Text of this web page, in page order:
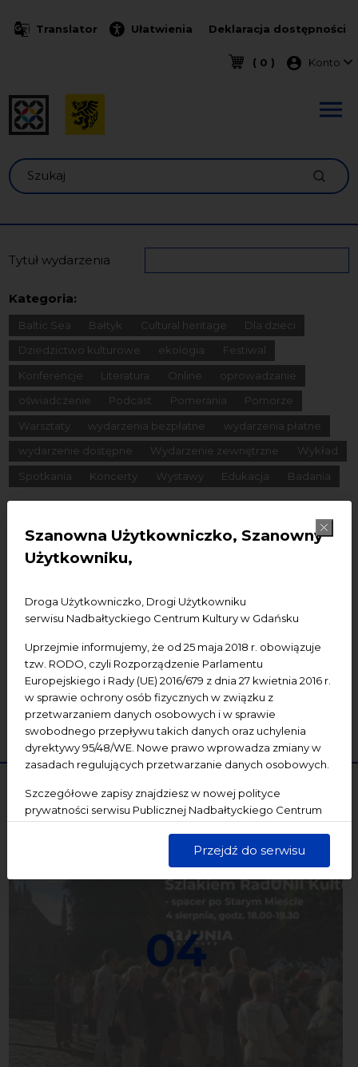
Szanowna Użytkowniczko, Szanowny
Użytkowniku,
Droga Użytkowniczko, Drogi Użytkowniku
serwisu Nadbałtyckiego Centrum Kultury w Gdańsku
Uprzejmie informujemy, że od 25 maja 2018 r. obowiązuje
tzw. RODO, czyli Rozporządzenie Parlamentu
Europejskiego i Rady (UE) 2016/679 z dnia 27 kwietnia 2016 r.
w sprawie ochrony osób fizycznych w związku z
przetwarzaniem danych osobowych i w sprawie
swobodnego przepływu takich danych oraz uchylenia
dyrektywy 95/48/WE. Nowe prawo wprowadza zmiany w
zasadach regulujących przetwarzanie danych osobowych.
Szczegółowe zapisy znajdziesz w nowej polityce
prywatności serwisu Publicznej Nadbałtyckiego Centrum
dane są przetwarzane w sposób bezpieczny, z należytą
starannością i zgodnie z obowiązującymi przepisami.
Przejdź do serwisu
Translator Ułatwienia Deklaracja dostępności
( 0 ) Menu
Konto
Szukaj
Tytuł wydarzenia
Kategoria:
Baltic Sea Bałtyk Cultural heritage
Dla dzieci
Dziedzictwo kulturowe
ekologia
Festiwal
Konferencje
Literatura Online
oprowadzanie
oświadczenie
Podcast Pomerania
Pomorze
Warsztaty
wydarzenia bezpłatne
wydarzenia płatne
wydarzenie dostępne
Wydarzenie zewnętrzne
Wykład
Spotkania
Koncerty Wystawy Edukacja Badania
Data początkowa
Data końcowa
Termin:
Następny tydzień Następny miesiąc
WYCZYŚĆ SZUKAJ
04